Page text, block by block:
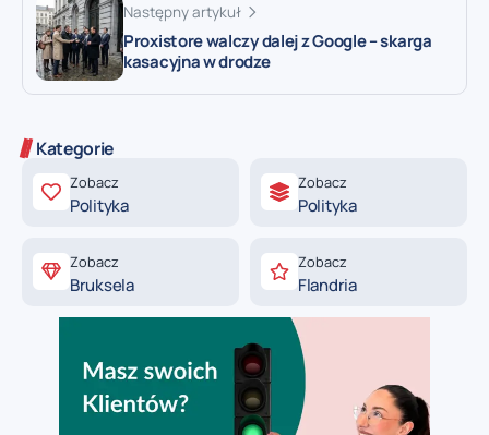
Następny artykuł
Proxistore walczy dalej z Google – skarga
kasacyjna w drodze
Kategorie
Zobacz
Polityka
Zobacz
Polityka
Zobacz
Bruksela
Zobacz
Flandria